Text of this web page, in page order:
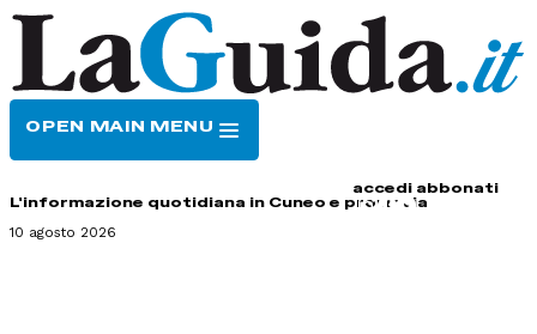
OPEN MAIN MENU
accedi abbonati
L'informazione quotidiana in Cuneo e provincia
10 agosto 2026